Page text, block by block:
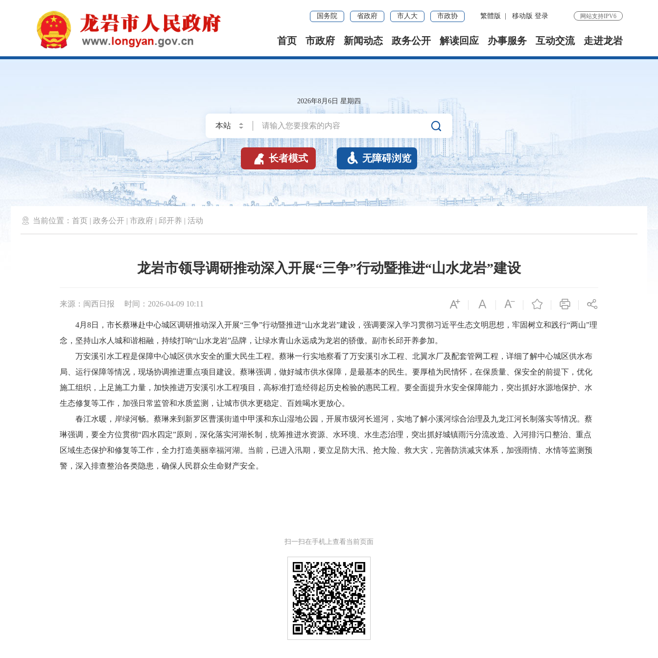
国务院 省政府 市人大 市政协 繁體版 移动版 登录 网站支持IPV6
首页 市政府 新闻动态 政务公开 解读回应 办事服务 互动交流 走进龙岩
2026年8月6日 星期四

 长者模式  无障碍浏览
 当前位置： 首页 | 政务公开 | 市政府 | 邱开养 | 活动
龙岩市领导调研推动深入开展“三争”行动暨推进“山水龙岩”建设
来源：闽西日报 时间：2026-04-09 10:11
4月8日，市长蔡琳赴中心城区调研推动深入开展“三争”行动暨推进“山水龙岩”建设，强调要深入学习贯彻习近平生态文明思想，牢固树立和践行“两山”理
念，坚持山水人城和谐相融，持续打响“山水龙岩”品牌，让绿水青山永远成为龙岩的骄傲。副市长邱开养参加。
万安溪引水工程是保障中心城区供水安全的重大民生工程。蔡琳一行实地察看了万安溪引水工程、北翼水厂及配套管网工程，详细了解中心城区供水布
局、运行保障等情况，现场协调推进重点项目建设。蔡琳强调，做好城市供水保障，是最基本的民生。要厚植为民情怀，在保质量、保安全的前提下，优化
施工组织，上足施工力量，加快推进万安溪引水工程项目，高标准打造经得起历史检验的惠民工程。要全面提升水安全保障能力，突出抓好水源地保护、水
生态修复等工作，加强日常监管和水质监测，让城市供水更稳定、百姓喝水更放心。
春江水暖，岸绿河畅。蔡琳来到新罗区曹溪街道中甲溪和东山湿地公园，开展市级河长巡河，实地了解小溪河综合治理及九龙江河长制落实等情况。蔡
琳强调，要全方位贯彻“四水四定”原则，深化落实河湖长制，统筹推进水资源、水环境、水生态治理，突出抓好城镇雨污分流改造、入河排污口整治、重点
区域生态保护和修复等工作，全力打造美丽幸福河湖。当前，已进入汛期，要立足防大汛、抢大险、救大灾，完善防洪减灾体系，加强雨情、水情等监测预
警，深入排查整治各类隐患，确保人民群众生命财产安全。
扫一扫在手机上查看当前页面